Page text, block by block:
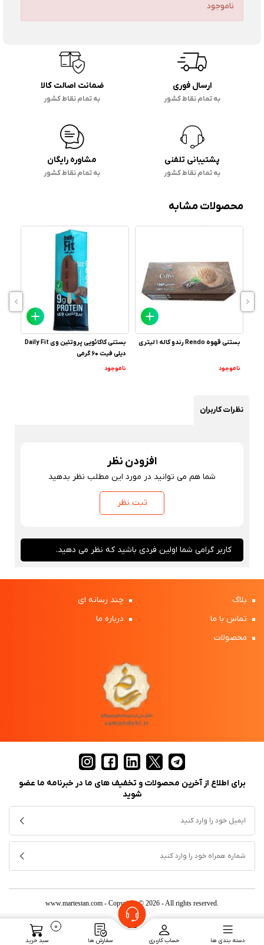
ناموجود
ارسال فوری
به تمام نقاط کشور
ضمانت اصالت کالا
به تمام نقاط کشور
پشتیبانی تلفنی
به تمام نقاط کشور
مشاوره رایگان
به تمام نقاط کشور
محصولات مشابه
بستنی قهوه Rendo رندو کاله 1 لیتری
ناموجود
بستنی کاکائویی پروتئین وی Daily Fit
دیلی فیت 60 گرمی
ناموجود
نظرات کاربران
افزودن نظر
شما هم می توانید در مورد این مطلب نظر بدهید
ثبت نظر
کاربر گرامی شما اولین فردی باشید که نظر می دهید.
بلاگ
چند رسانه ای
تماس با ما
درباره ما
محصولات
برای اطلاع از آخرین محصولات و تخفیف های ما در خبرنامه ما عضو
شوید
www.martestan.com - Copyright © 2026 - All rights reserved.
دسته بندی ها حساب کاربری سفارش ها
0
سبد خرید